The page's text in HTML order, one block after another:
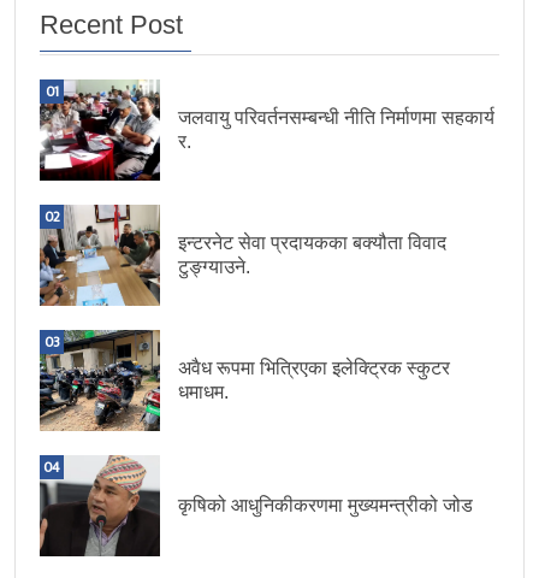
Recent Post
01
जलवायु परिवर्तनसम्बन्धी नीति निर्माणमा सहकार्य
र.
02
इन्टरनेट सेवा प्रदायकका बक्यौता विवाद
टुङ्ग्याउने.
03
अवैध रूपमा भित्रिएका इलेक्ट्रिक स्कुटर
धमाधम.
04
कृषिको आधुनिकीकरणमा मुख्यमन्त्रीको जोड